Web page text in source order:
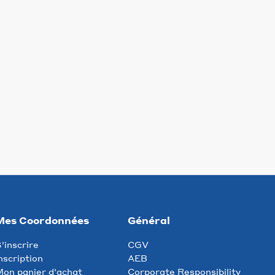
Coordonnées
panier d'achat
Général
CGV
AEB
Corporate Responsibility